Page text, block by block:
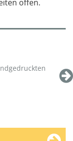
offen.